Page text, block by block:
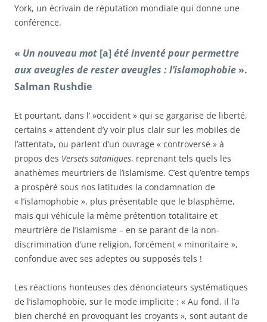
York, un écrivain de réputation mondiale qui donne une
conférence.
« Un nouveau mot [a]été inventé pour permettre
aux aveugles de rester aveugles : l’islamophobie ».
Salman Rushdie
Et pourtant, dans l’ »occident » qui se gargarise de liberté,
certains « attendent d’y voir plus clair sur les mobiles de
l’attentat», ou parlent d’un ouvrage « controversé » à
propos des Versets sataniques, reprenant tels quels les
anathèmes meurtriers de l’islamisme. C’est qu’entre temps
a prospéré sous nos latitudes la condamnation de
« l’islamophobie », plus présentable que le blasphème,
mais qui véhicule la même prétention totalitaire et
meurtrière de l’islamisme – en se parant de la non-
discrimination d’une religion, forcément « minoritaire »,
confondue avec ses adeptes ou supposés tels !
Les réactions honteuses des dénonciateurs systématiques
de l’islamophobie, sur le mode implicite : « Au fond, il l’a
bien cherché en provoquant les croyants », sont autant de